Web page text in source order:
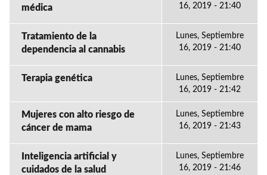
médica
16, 2019 - 21:40
Tratamiento de la
dependencia al cannabis
Lunes, Septiembre
16, 2019 - 21:40
Terapia genética
Lunes, Septiembre
16, 2019 - 21:42
Mujeres con alto riesgo de
cáncer de mama
Lunes, Septiembre
16, 2019 - 21:43
Inteligencia artificial y
cuidados de la salud
Lunes, Septiembre
16, 2019 - 21:46